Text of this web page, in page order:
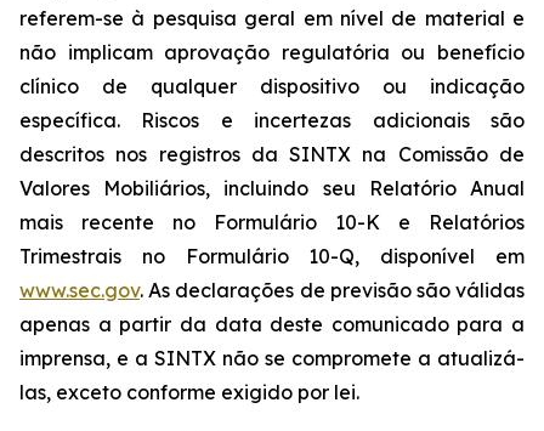
referem-se à pesquisa geral em nível de material e
não implicam aprovação regulatória ou benefício
clínico de qualquer dispositivo ou indicação
específica. Riscos e incertezas adicionais são
descritos nos registros da SINTX na Comissão de
Valores Mobiliários, incluindo seu Relatório Anual
mais recente no Formulário 10-K e Relatórios
Trimestrais no Formulário 10-Q, disponível em
www.sec.gov. As declarações de previsão são válidas
apenas a partir da data deste comunicado para a
imprensa, e a SINTX não se compromete a atualizá-
las, exceto conforme exigido por lei.